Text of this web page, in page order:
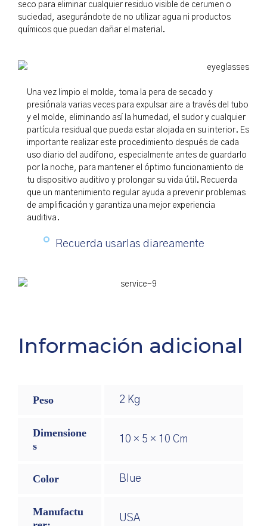
seco para eliminar cualquier residuo visible de cerumen o
suciedad, asegurándote de no utilizar agua ni productos
químicos que puedan dañar el material.
Una vez limpio el molde, toma la pera de secado y
presiónala varias veces para expulsar aire a través del tubo
y el molde, eliminando así la humedad, el sudor y cualquier
partícula residual que pueda estar alojada en su interior. Es
importante realizar este procedimiento después de cada
uso diario del audífono, especialmente antes de guardarlo
por la noche, para mantener el óptimo funcionamiento de
tu dispositivo auditivo y prolongar su vida útil. Recuerda
que un mantenimiento regular ayuda a prevenir problemas
de amplificación y garantiza una mejor experiencia
auditiva.
Recuerda usarlas diareamente
Información adicional
Peso 2 Kg
Dimensione
S
10 × 5 × 10 Cm
Color Blue
Manufactu
USA